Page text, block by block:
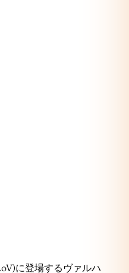
に登場するヴァルハ